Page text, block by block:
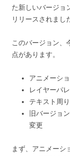
た新しいバージョ
リリースされまし
このバージョン、
点があります。
アニメーシ
レイヤーパ
テキスト周
旧バージョ
変更
まず、アニメーシ